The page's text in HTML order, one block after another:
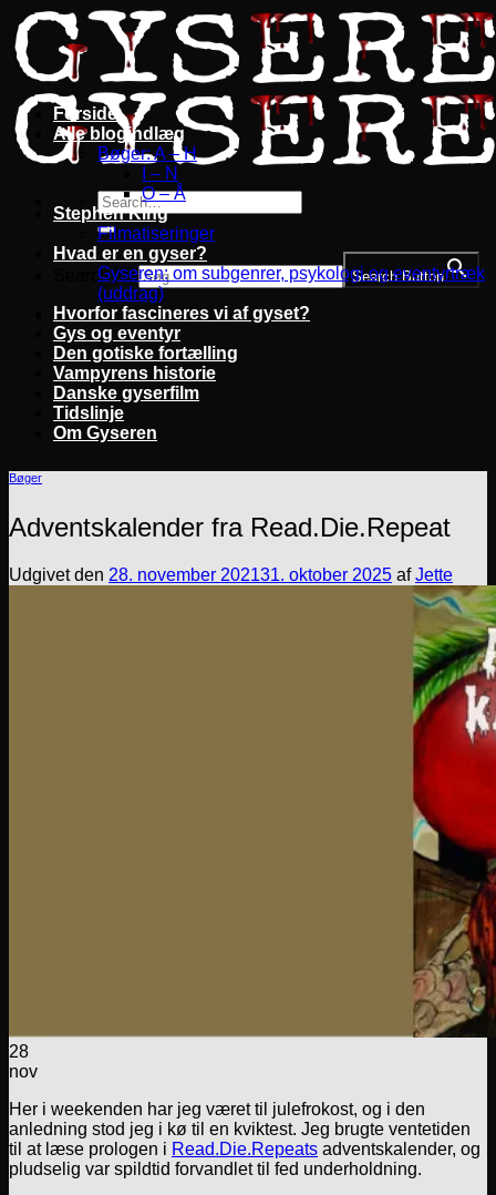
Fortsæt
til
indhold
Search for: Search Button
Forside
Alle blogindlæg
Bøger: A – H
I – N
O – Å
Stephen King
Filmatiseringer
Hvad er en gyser?
Gyseren: om subgenrer, psykologi og eventyrtræk
(uddrag)
Hvorfor fascineres vi af gyset?
Gys og eventyr
Den gotiske fortælling
Vampyrens historie
Danske gyserfilm
Tidslinje
Om Gyseren
Bøger
Adventskalender fra Read.Die.Repeat
Udgivet den 28. november 202131. oktober 2025 afJette
28
nov
Her i weekenden har jeg været til julefrokost, og i den
anledning stod jeg i kø til en kviktest. Jeg brugte ventetiden
til at læse prologen i Read.Die.Repeats adventskalender, og
pludselig var spildtid forvandlet til fed underholdning.